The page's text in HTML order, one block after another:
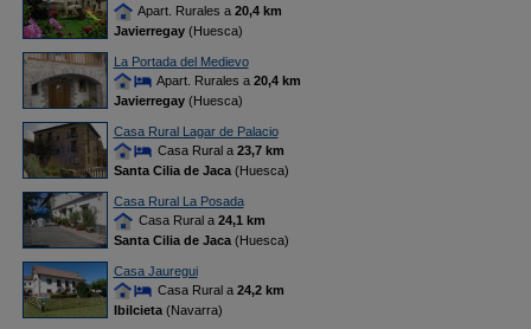
Apart. Rurales a 20,4 km
Javierregay(Huesca)
La Portada del Medievo
Apart. Rurales a 20,4 km
Javierregay(Huesca)
Casa Rural Lagar de Palacio
Casa Rural a 23,7 km
Santa Cilia de Jaca(Huesca)
Casa Rural La Posada
Casa Rural a 24,1 km
Santa Cilia de Jaca(Huesca)
Casa Jauregui
Casa Rural a 24,2 km
Ibilcieta(Navarra)